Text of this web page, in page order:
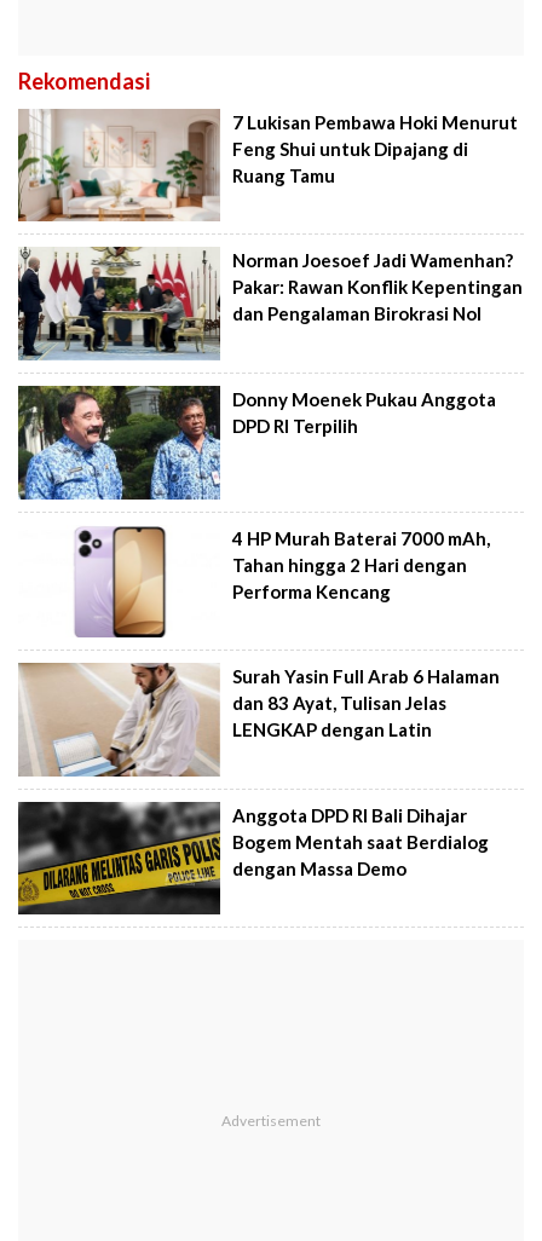
Rekomendasi
7 Lukisan Pembawa Hoki Menurut
Feng Shui untuk Dipajang di
Ruang Tamu
Norman Joesoef Jadi Wamenhan?
Pakar: Rawan Konflik Kepentingan
dan Pengalaman Birokrasi Nol
Donny Moenek Pukau Anggota
DPD RI Terpilih
4 HP Murah Baterai 7000 mAh,
Tahan hingga 2 Hari dengan
Performa Kencang
Surah Yasin Full Arab 6 Halaman
dan 83 Ayat, Tulisan Jelas
LENGKAP dengan Latin
Anggota DPD RI Bali Dihajar
Bogem Mentah saat Berdialog
dengan Massa Demo